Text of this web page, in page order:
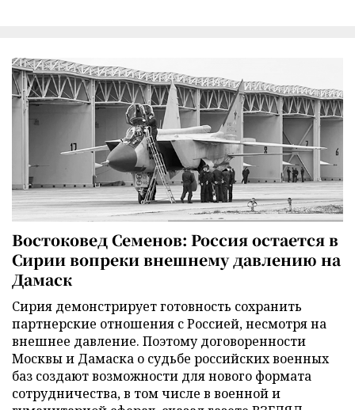
Востоковед Семенов: Россия остается в
Сирии вопреки внешнему давлению на
Дамаск
Сирия демонстрирует готовность сохранить
партнерские отношения с Россией, несмотря на
внешнее давление. Поэтому договоренности
Москвы и Дамаска о судьбе российских военных
баз создают возможности для нового формата
сотрудничества, в том числе в военной и